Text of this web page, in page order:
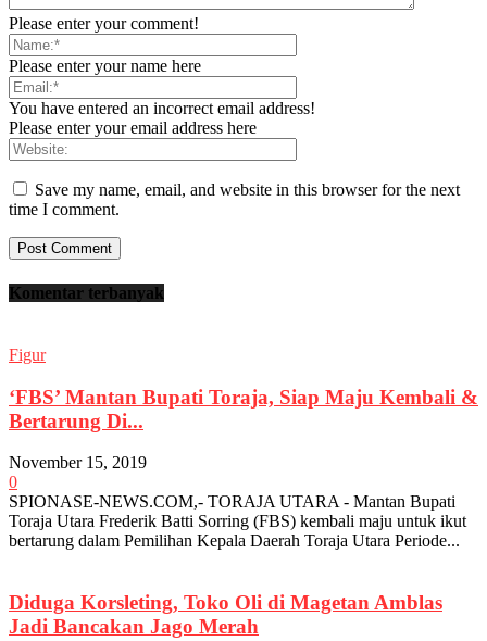
Please enter your comment!
Please enter your name here
You have entered an incorrect email address!
Please enter your email address here
Save my name, email, and website in this browser for the next
time I comment.
Komentar terbanyak
Figur
‘FBS’ Mantan Bupati Toraja, Siap Maju Kembali &
Bertarung Di...
November 15, 2019
0
SPIONASE-NEWS.COM,- TORAJA UTARA - Mantan Bupati
Toraja Utara Frederik Batti Sorring (FBS) kembali maju untuk ikut
bertarung dalam Pemilihan Kepala Daerah Toraja Utara Periode...
Diduga Korsleting, Toko Oli di Magetan Amblas
Jadi Bancakan Jago Merah